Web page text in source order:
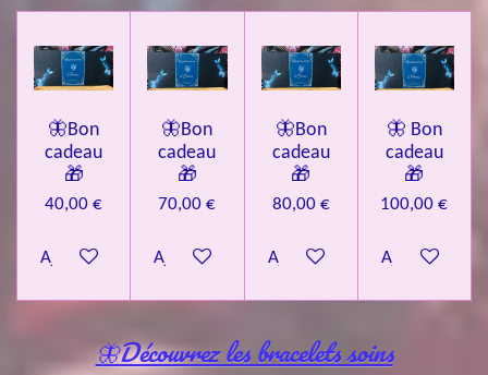
🦋Bon
cadeau
🎁
40,00 €
Ajouter au panier
🦋Bon
cadeau
🎁
70,00 €
Ajouter au panier
🦋Bon
cadeau
🎁
80,00 €
Ajouter au panier
🦋 Bon
cadeau
🎁
100,00 €
Ajouter au
🦋Découvrez les bracelets soins